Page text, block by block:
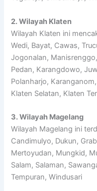
2. Wilayah Klaten
Wilayah Klaten ini
Wedi, Bayat, Cawas,
Jogonalan,
Pedan, Karangdowo,
Polanharjo,
Klaten Selatan, Klaten
3. Wilayah Magelang
Wilayah Magelang ini
Candimulyo, Dukun,
Mertoyudan, Mungkid,
Salam, Salaman,
Tempuran, Windusari